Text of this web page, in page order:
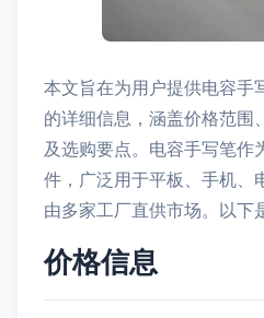
本文旨在为用户提供电容手
的详细信息，涵盖价格范围
及选购要点。电容手写笔作
件，广泛用于平板、手机、
由多家工厂直供市场。以下
价格信息